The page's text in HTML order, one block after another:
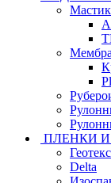
ПЛЕНКИ И
Delta